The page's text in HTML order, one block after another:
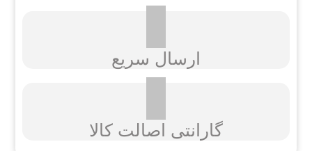
ارسال سریع
گارانتی اصالت کالا